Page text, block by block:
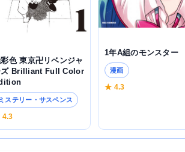
色 東京卍リベンジャ
ズ Brilliant Full Color
ミステリー・サスペンス
1年A組のモンスター
漫画
★ 4.3